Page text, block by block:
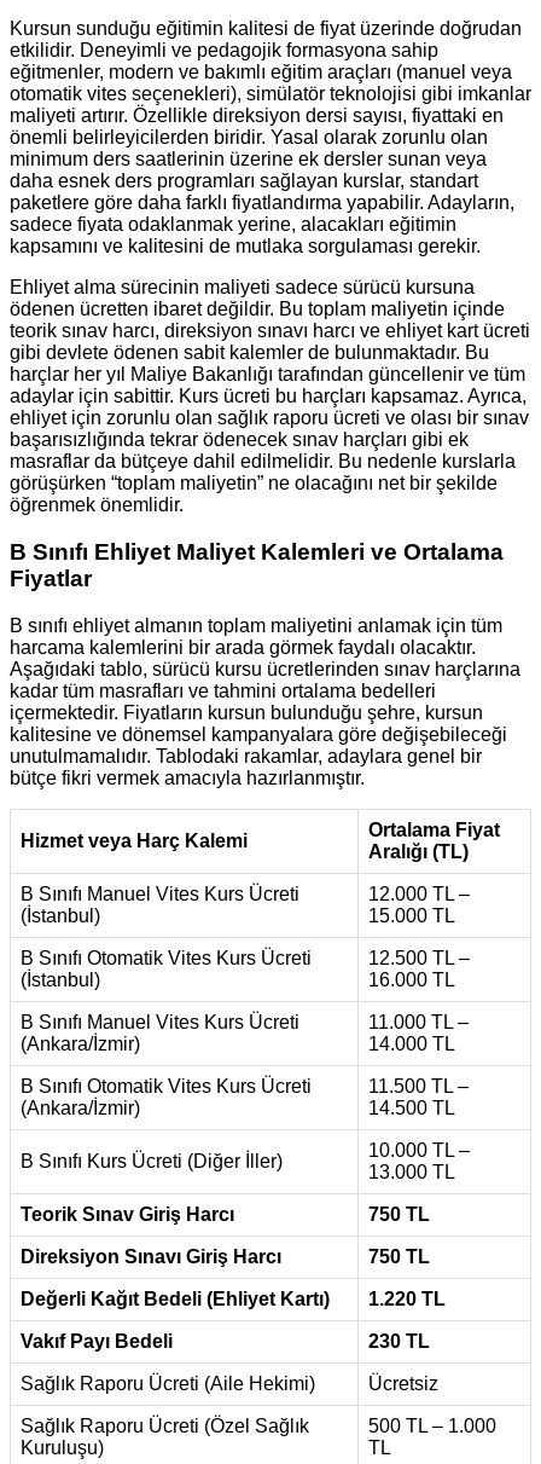
Kursun sunduğu eğitimin kalitesi de fiyat üzerinde doğrudan
etkilidir. Deneyimli ve pedagojik formasyona sahip
eğitmenler, modern ve bakımlı eğitim araçları (manuel veya
otomatik vites seçenekleri), simülatör teknolojisi gibi imkanlar
maliyeti artırır. Özellikle direksiyon dersi sayısı, fiyattaki en
önemli belirleyicilerden biridir. Yasal olarak zorunlu olan
minimum ders saatlerinin üzerine ek dersler sunan veya
daha esnek ders programları sağlayan kurslar, standart
paketlere göre daha farklı fiyatlandırma yapabilir. Adayların,
sadece fiyata odaklanmak yerine, alacakları eğitimin
kapsamını ve kalitesini de mutlaka sorgulaması gerekir.
Ehliyet alma sürecinin maliyeti sadece sürücü kursuna
ödenen ücretten ibaret değildir. Bu toplam maliyetin içinde
teorik sınav harcı, direksiyon sınavı harcı ve ehliyet kart ücreti
gibi devlete ödenen sabit kalemler de bulunmaktadır. Bu
harçlar her yıl Maliye Bakanlığı tarafından güncellenir ve tüm
adaylar için sabittir. Kurs ücreti bu harçları kapsamaz. Ayrıca,
ehliyet için zorunlu olan sağlık raporu ücreti ve olası bir sınav
başarısızlığında tekrar ödenecek sınav harçları gibi ek
masraflar da bütçeye dahil edilmelidir. Bu nedenle kurslarla
görüşürken “toplam maliyetin” ne olacağını net bir şekilde
öğrenmek önemlidir.
B Sınıfı Ehliyet Maliyet Kalemleri ve Ortalama
Fiyatlar
B sınıfı ehliyet almanın toplam maliyetini anlamak için tüm
harcama kalemlerini bir arada görmek faydalı olacaktır.
Aşağıdaki tablo, sürücü kursu ücretlerinden sınav harçlarına
kadar tüm masrafları ve tahmini ortalama bedelleri
içermektedir. Fiyatların kursun bulunduğu şehre, kursun
kalitesine ve dönemsel kampanyalara göre değişebileceği
unutulmamalıdır. Tablodaki rakamlar, adaylara genel bir
bütçe fikri vermek amacıyla hazırlanmıştır.
Hizmet veya Harç Kalemi
Ortalama Fiyat
Aralığı (TL)
B Sınıfı Manuel Vites Kurs Ücreti
(İstanbul)
12.000 TL –
15.000 TL
B Sınıfı Otomatik Vites Kurs Ücreti
(İstanbul)
12.500 TL –
16.000 TL
B Sınıfı Manuel Vites Kurs Ücreti
(Ankara/İzmir)
11.000 TL –
14.000 TL
B Sınıfı Otomatik Vites Kurs Ücreti
(Ankara/İzmir)
11.500 TL –
14.500 TL
B Sınıfı Kurs Ücreti (Diğer İller)
10.000 TL –
13.000 TL
Teorik Sınav Giriş Harcı 750 TL
Direksiyon Sınavı Giriş Harcı 750 TL
Değerli Kağıt Bedeli (Ehliyet Kartı) 1.220 TL
Vakıf Payı Bedeli 230 TL
Sağlık Raporu Ücreti (Aile Hekimi) Ücretsiz
Sağlık Raporu Ücreti (Özel Sağlık
Kuruluşu)
500 TL – 1.000
TL